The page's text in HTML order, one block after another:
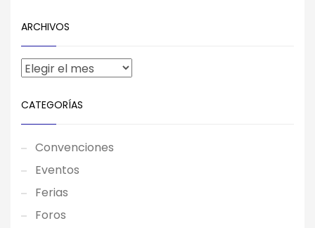
ARCHIVOS
CATEGORÍAS
Convenciones
Eventos
Ferias
Foros